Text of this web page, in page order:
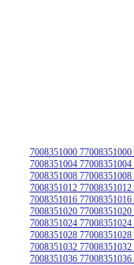
7008351000
7008351004
7008351008
7008351012
7008351016
7008351020
7008351024
7008351028
7008351032
7008351036